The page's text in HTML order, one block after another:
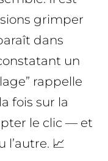
grimper
dans
un
rappelle
fois sur la
le clic — et
l’autre. 📈